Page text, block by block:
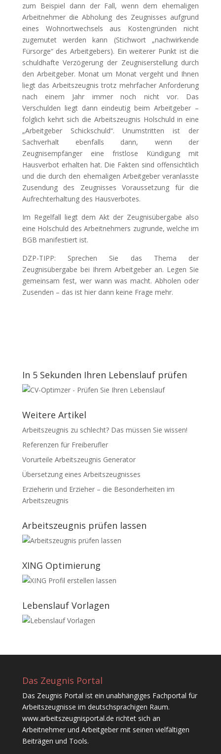
zum Beispiel dann der Fall, wenn dem ehemaligen
Arbeitnehmer die Abholung des Zeugnisses aufgrund
eines Wohnortwechsels aus Kostengründen nicht
zugemutet werden kann (Stichwort „nachwirkende
Fürsorge“ des Arbeitgebers). Ein weiterer Punkt ist die
schuldhafte Verzögerung der Zeugniserstellung durch
den Arbeitgeber. Monat um Monat vergeht und Ihnen
liegt das Arbeitszeugnis trotz mehrfacher Anforderung
nach einem Jahr immer noch nicht vor. Das
Verschulden liegt dann eindeutig beim Arbeitgeber –
folglich kehrt sich die Arbeitszeugnis Holschuld in eine
„Arbeitgeber Schickschuld“. Unumstritten ist der
Sachverhalt ebenfalls dann, wenn der
Zeugnisempfänger eine fristlose Kündigung mit
Hausverbot erhalten hat. Die Fakten sind offensichtlich
und die durch den ehemaligen Arbeitgeber veranlasste
Zusendung des Zeugnisses Voraussetzung für die
Aufrechterhaltung des Hausverbotes.
Im Regelfall liegt dem Akt der Zeugnisübergabe also
eine Holschuld des Arbeitnehmers zugrunde, welche im
BGB manifestiert ist.
DZP-TIPP: Sprechen Sie das Thema der
Zeugnisübergabe bei Ihrem Arbeitgeber an. Legen Sie
gemeinsam fest, wer wann was macht. Abholen oder
Zusenden – das ist hier dann keine Frage mehr.
In 5 Sekunden Ihren Lebenslauf prüfen
Weitere Artikel
Arbeitszeugnis zu schlecht? Das müssen Sie wissen!
Referenzen für Freiberufler
Vorurteile Arbeitszeugnis Generator
Übersetzung eines Arbeitszeugnisses
Erzieherin und Erzieher – die Besonderheiten im
Arbeitszeugnis
Arbeitszeugnis prüfen lassen
XING Optimierung
Lebenslauf Vorlagen
Das Zeugnis Portal
Das Zeugnis Portal ist ein unabhängiges Fachportal für
Arbeitszeugnisse im deutschsprachigen Raum.
www.arbeitszeugnisportal.de richtet sich an
Arbeitnehmer und Arbeitgeber mit seinen vielfältigen
Beiträgen und Tools.